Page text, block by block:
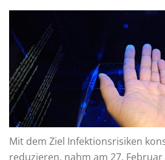
Mit dem Ziel Infektionsrisiken
reduzieren, nahm am 27.